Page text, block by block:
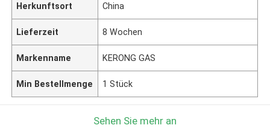
Herkunftsort China
Lieferzeit 8 Wochen
Markenname KERONG GAS
Min Bestellmenge 1 Stück
Sehen Sie mehr an